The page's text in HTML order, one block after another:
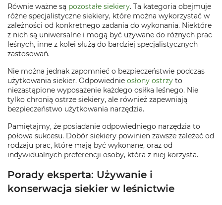
Równie ważne są pozostałe siekiery. Ta kategoria obejmuje
różne specjalistyczne siekiery, które można wykorzystać w
zależności od konkretnego zadania do wykonania. Niektóre
z nich są uniwersalne i mogą być używane do różnych prac
leśnych, inne z kolei służą do bardziej specjalistycznych
zastosowań.
Nie można jednak zapomnieć o bezpieczeństwie podczas
użytkowania siekier. Odpowiednie osłony ostrzy to
niezastąpione wyposażenie każdego osiłka leśnego. Nie
tylko chronią ostrze siekiery, ale również zapewniają
bezpieczeństwo użytkowania narzędzia.
Pamiętajmy, że posiadanie odpowiedniego narzędzia to
połowa sukcesu. Dobór siekiery powinien zawsze zależeć od
rodzaju prac, które mają być wykonane, oraz od
indywidualnych preferencji osoby, która z niej korzysta.
Porady eksperta: Używanie i
konserwacja siekier w leśnictwie